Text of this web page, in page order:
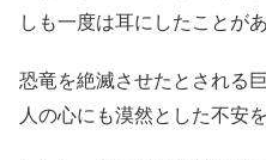
しも一度は耳にしたことが
恐竜を絶滅させたとされる
人の心にも漠然とした不安